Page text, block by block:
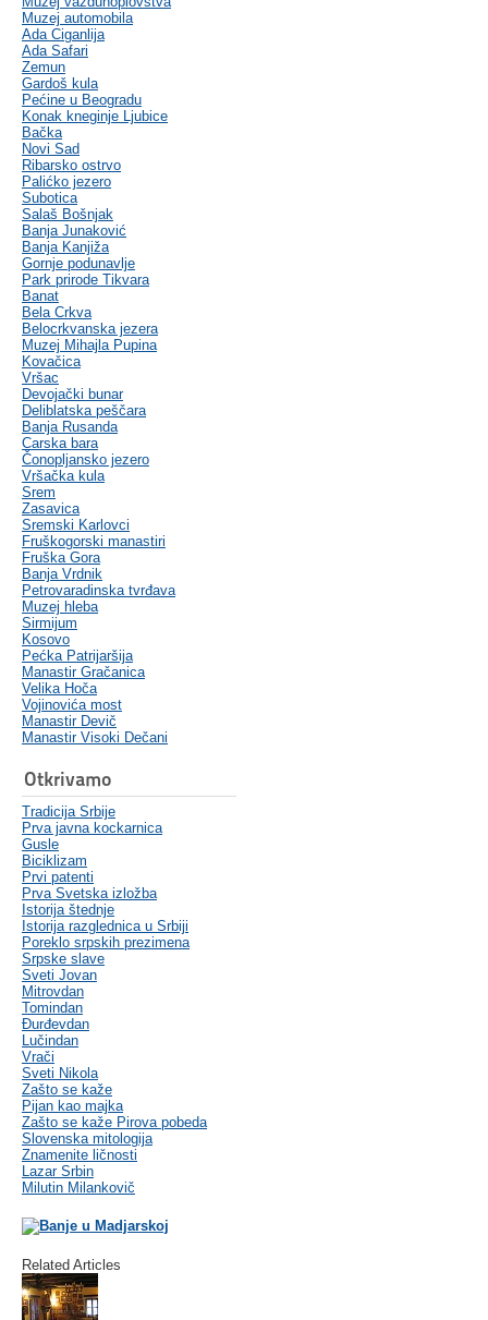
Muzej automobila
Ada Ciganlija
Ada Safari
Zemun
Gardoš kula
Pećine u Beogradu
Konak kneginje Ljubice
Bačka
Novi Sad
Ribarsko ostrvo
Palićko jezero
Subotica
Salaš Bošnjak
Banja Junaković
Banja Kanjiža
Gornje podunavlje
Park prirode Tikvara
Banat
Bela Crkva
Belocrkvanska jezera
Muzej Mihajla Pupina
Kovačica
Vršac
Devojački bunar
Deliblatska peščara
Banja Rusanda
Carska bara
Čonopljansko jezero
Vršačka kula
Srem
Zasavica
Sremski Karlovci
Fruškogorski manastiri
Fruška Gora
Banja Vrdnik
Petrovaradinska tvrđava
Muzej hleba
Sirmijum
Kosovo
Pećka Patrijaršija
Manastir Gračanica
Velika Hoča
Vojinovića most
Manastir Devič
Manastir Visoki Dečani
Otkrivamo
Tradicija Srbije
Prva javna kockarnica
Gusle
Biciklizam
Prvi patenti
Prva Svetska izložba
Istorija štednje
Istorija razglednica u Srbiji
Poreklo srpskih prezimena
Srpske slave
Sveti Jovan
Mitrovdan
Tomindan
Đurđevdan
Lučindan
Vrači
Sveti Nikola
Zašto se kaže
Pijan kao majka
Zašto se kaže Pirova pobeda
Slovenska mitologija
Znamenite ličnosti
Lazar Srbin
Milutin Milankovič
Related Articles